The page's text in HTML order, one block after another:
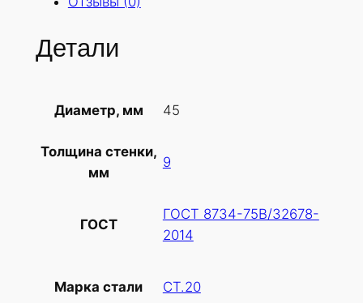
Детали
Диаметр, мм 45
Толщина стенки,
мм
9
ГОСТ
ГОСТ 8734-75В/32678-
2014
Марка стали СТ.20